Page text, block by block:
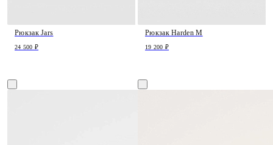
Рюкзак Jars
24 500 ₽
Рюкзак Harden M
19 200 ₽